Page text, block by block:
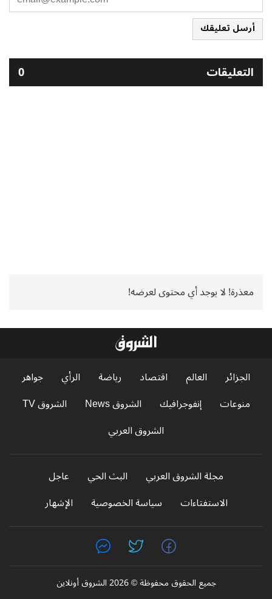
أرسل تعليقك
التعليقات 0
معذرة! لا يوجد أي محتوى لعرضه!
الجزائر العالم اقتصاد رياضة الرأي
جواهر
منوعات
إنفوجرافيك الشروق News
الشروق TV
الشروق العربي
مجلة الشروق العربي البث الحي
عاجل
الاستفتاءات
سياسة الخصوصية الإشهار
جميع الحقوق محفوظة © 2026 الشروق أونلاين